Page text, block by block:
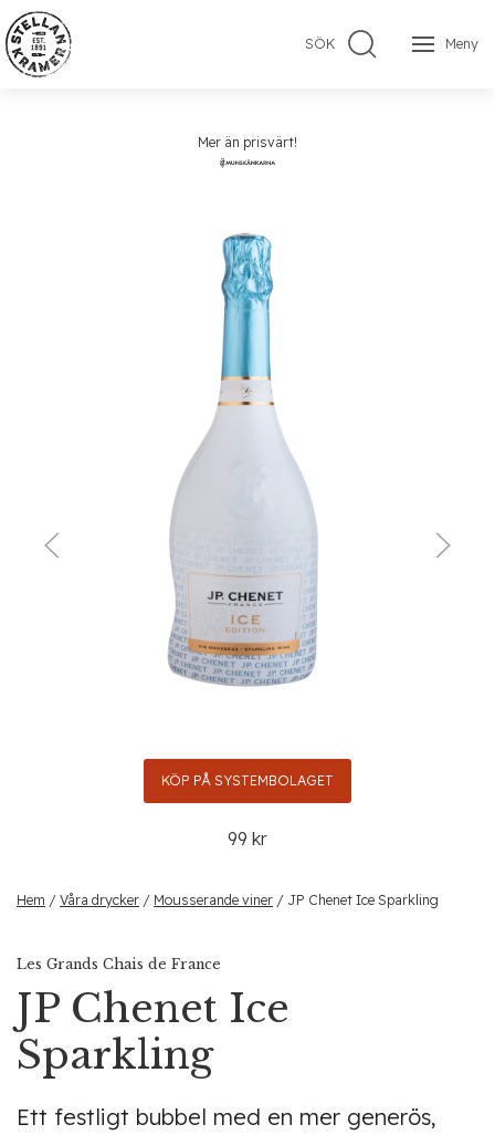
SÖK Meny
Mer än prisvärt!
KÖP PÅ SYSTEMBOLAGET
99 kr
Föregående Nästa
Hem / Våra drycker / Mousserande viner / JP Chenet Ice Sparkling
Les Grands Chais de France
JP Chenet Ice
Sparkling
Ett festligt bubbel med en mer generös,